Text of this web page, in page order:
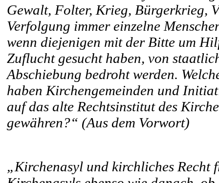
Gewalt, Folter, Krieg, Bürgerkrieg,
Verfolgung immer einzelne
wenn diejenigen mit der Bitte um
Zuflucht gesucht haben, von
Abschiebung bedroht werden.
haben Kirchengemeinden und
auf das alte Rechtsinstitut des
gewähren?“ (Aus dem Vorwort)
„Kirchenasyl und kirchliches Recht